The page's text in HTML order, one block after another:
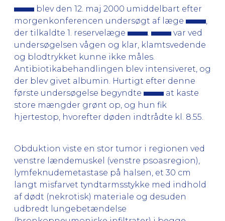
blev den 12. maj 2000 umiddelbart efter
morgenkonferencen undersøgt af læge
der tilkaldte 1. reservelæge
var ved
undersøgelsen vågen og klar, klamtsvedende
og blodtrykket kunne ikke måles.
Antibiotikabehandlingen blev intensiveret, og
der blev givet albumin. Hurtigt efter denne
første undersøgelse begyndte
at kaste
store mængder grønt op, og hun fik
hjertestop, hvorefter døden indtrådte kl. 8.55.
Obduktion viste en stor tumor i regionen ved
venstre lændemuskel (venstre psoasregion),
lymfeknudemetastase på halsen, et 30 cm
langt misfarvet tyndtarmsstykke med indhold
af dødt (nekrotisk) materiale og desuden
udbredt lungebetændelse